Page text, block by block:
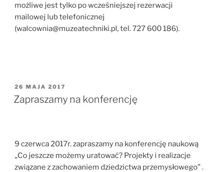
możliwe jest tylko po wcześniejszej rezerwacji
mailowej lub telefonicznej
(walcownia@muzeatechniki.pl, tel. 727 600 186).
OPUBLIKOWANE
W
26 MAJA 2017
Zapraszamy na konferencję
9 czerwca 2017r. zapraszamy na konferencję naukową
„Co jeszcze możemy uratować? Projekty i realizacje
związane z zachowaniem dziedzictwa przemysłowego” .